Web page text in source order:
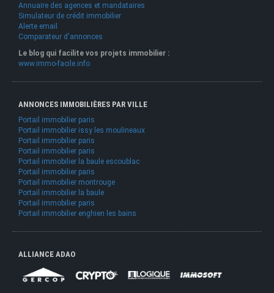
Annuaire des agences et mandataires
Simulateur de crédit immobilier
Alerte email
Comparateur d'annonces
Le blog qui facilite vos projets immobilier :
www.immo-facile.info
ANNONCES IMMOBILIÈRES PAR VILLE
Portail immobilier paris
Portail immobilier issy les moulineaux
Portail immobilier paris
Portail immobilier paris
Portail immobilier la baule escoublac
Portail immobilier paris
Portail immobilier montrouge
Portail immobilier la baule
Portail immobilier paris
Portail immobilier enghien les bains
ALLIANCE ADAO